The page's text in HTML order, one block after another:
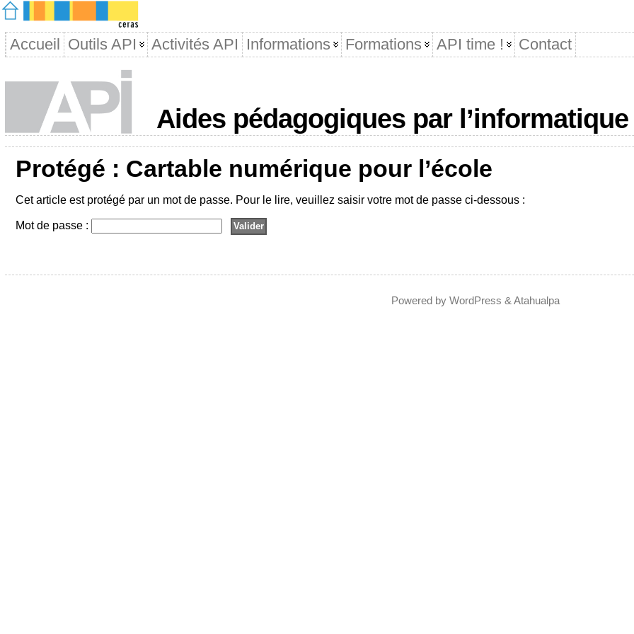
Accueil Outils API Activités API Informations Formations API time ! Contact
Aides pédagogiques par l’informatique
Protégé : Cartable numérique pour l’école
Cet article est protégé par un mot de passe. Pour le lire, veuillez saisir votre mot de passe ci-dessous :
Mot de passe :
Powered by WordPress & Atahualpa